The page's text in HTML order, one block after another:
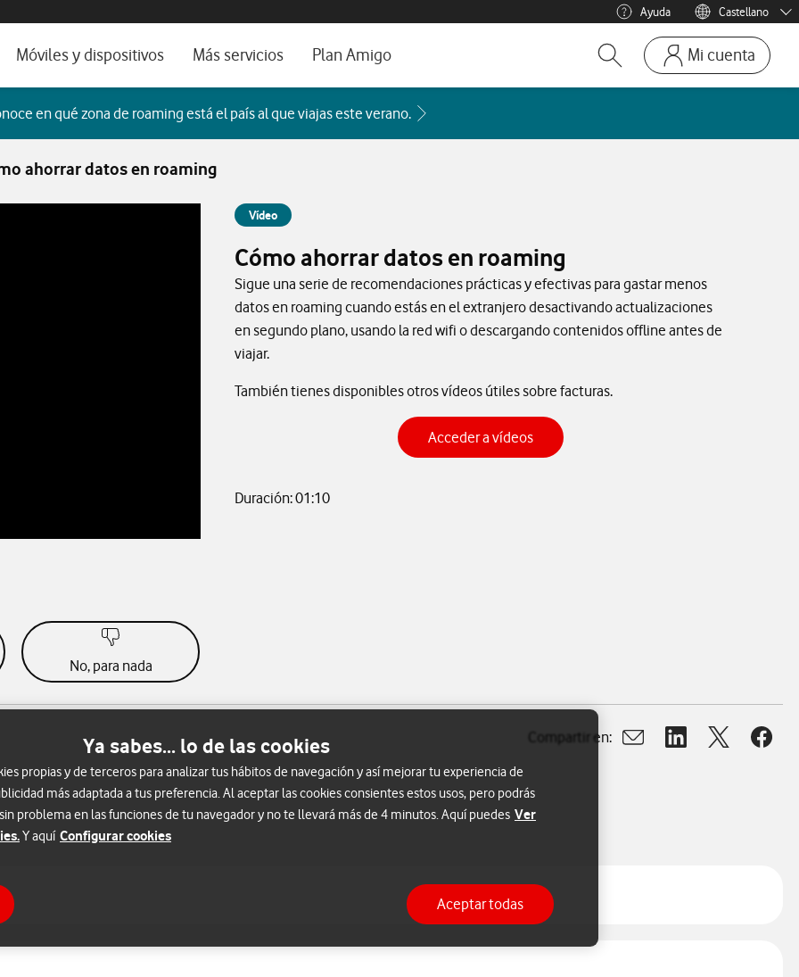
ayuda e idioma Ayuda
Menu idioma
Castellano
Català
5G
TV
Móviles y dispositivos
Imagen y Sonido
Ver todos
Más servicios
Alianza Vodafone e Iberdrola
Servicios avanzados
Plan Amigo
Abrir buscador. Abre en
Mi cuenta
Ir a la pagina
en qué zona de roaming está el país al que viajas este verano.Acceder a la FAQ Qué países incluye cada zona de roaming
ahorrar datos en roaming
Vídeo
Cómo ahorrar datos en roaming
Sigue una serie de recomendaciones prácticas y efectivas para gastar menos
datos en roaming cuando estás en el extranjero desactivando actualizaciones
en segundo plano, usando la red wifi o descargando contenidos offline antes de
viajar.
También tienes disponibles otros vídeos útiles sobre facturas.
Acceder a vídeos
Duración: 01:10
No, para nada
Compartir en:
Abrir ventana para
Abrir ventana para
Abrir Abrir
Ya sabes... lo de las cookies
propias y de terceros para analizar tus hábitos de navegación y así mejorar tu experiencia de
más adaptada a tus preferencia. Al aceptar las cookies consientes estos usos, pero podrás
problema en las funciones de tu navegador y no te llevará más de 4 minutos. Aquí puedes Ver
Y aquí Configurar cookies
Aceptar todas